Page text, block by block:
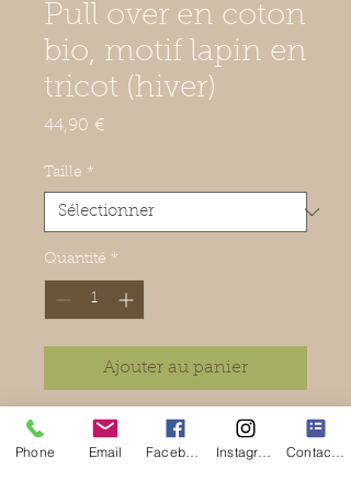
Pull over en coton
bio, motif lapin en
tricot (hiver)
44,90 €Prix
Taille *
Quantité *
Ajouter au panier
Pull over en coton bio, motif lapin
en tricot (hiver).
Phone Email